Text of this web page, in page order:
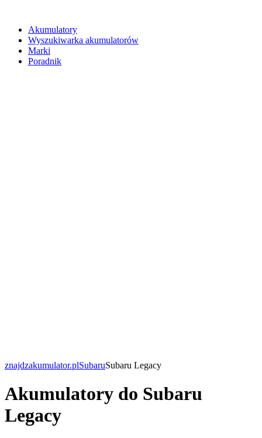
Akumulatory
Wyszukiwarka akumulatorów
Marki
Poradnik
znajdzakumulator.plSubaruSubaru Legacy
Akumulatory do Subaru
Legacy